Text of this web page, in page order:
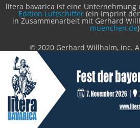
litera bavarica ist eine
Edition Luftschiffer(ein Imprint
in Zusammenarbeit mit Gerhard
muenchen.de)
© 2020 Gerhard Willhalm, inc.